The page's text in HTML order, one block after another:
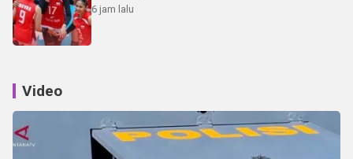
6 jam lalu
Video